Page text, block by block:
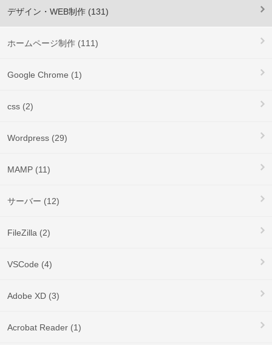
デザイン・WEB制作 (131)
ホームページ制作 (111)
Google Chrome (1)
css (2)
Wordpress (29)
MAMP (11)
サーバー (12)
FileZilla (2)
VSCode (4)
Adobe XD (3)
Acrobat Reader (1)